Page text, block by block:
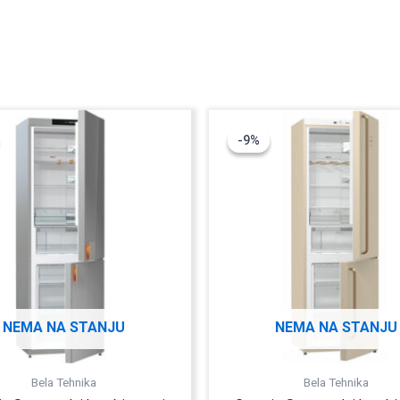
NEMA NA STANJU
Bela Tehnika
109.990,00 RSD.
103.391,00 RSD.
-9%
NEMA NA STANJU
-9%
Bela Tehnika